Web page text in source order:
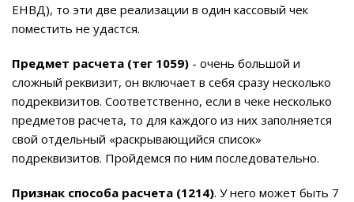
ЕНВД), то эти две реализации в один кассовый чек
поместить не удастся.
Предмет расчета (тег 1059) - очень большой и
сложный реквизит, он включает в себя сразу несколько
подреквизитов. Соответственно, если в чеке несколько
предметов расчета, то для каждого из них заполняется
свой отдельный «раскрывающийся список»
подреквизитов. Пройдемся по ним последовательно.
Признак способа расчета (1214). У него может быть 7